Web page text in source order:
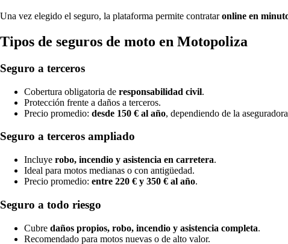
Una vez elegido el seguro, la plataforma permite contrataronline en
Tipos de seguros de moto en Motopoliza
Seguro a terceros
Cobertura obligatoria de responsabilidad civil.
Protección frente a daños a terceros.
Precio promedio: desde 150 € al año, dependiendo de la
Seguro a terceros ampliado
Incluye robo, incendio y asistencia en carretera.
Ideal para motos medianas o con antigüedad.
Precio promedio: entre 220 € y 350 € al año.
Seguro a todo riesgo
Cubre daños propios, robo, incendio y asistencia completa.
Recomendado para motos nuevas o de alto valor.